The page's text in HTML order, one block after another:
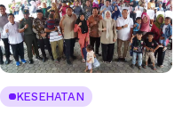
KESEHATAN